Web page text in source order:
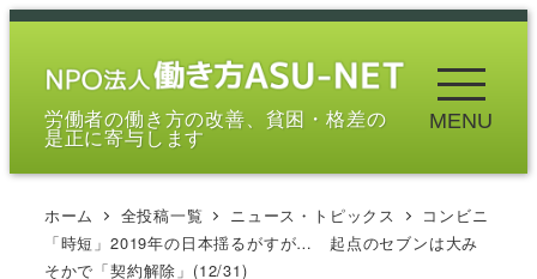
メ
労働者の働き方の改善、貧困・格差の
是正に寄与します
MENU
ホーム 全投稿一覧 ニュース・トピックス
コンビニ
「時短」2019年の日本揺るがすが… 起点のセブンは大み
そかで「契約解除」(12/31)